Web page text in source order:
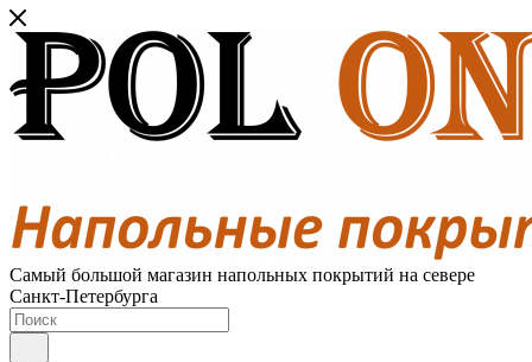
Самый большой магазин напольных покрытий на севере
Санкт-Петербурга